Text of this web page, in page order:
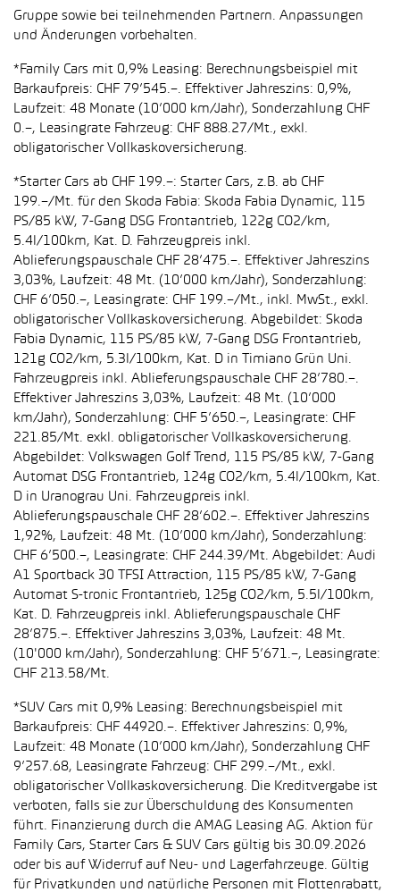
Gruppe sowie bei teilnehmenden Partnern. Anpassungen
und Änderungen vorbehalten.
*Family Cars mit 0,9% Leasing: Berechnungsbeispiel mit
Barkaufpreis: CHF 79’545.–. Effektiver Jahreszins: 0,9%,
Laufzeit: 48 Monate (10’000 km/Jahr), Sonderzahlung CHF
0.–, Leasingrate Fahrzeug: CHF 888.27/Mt., exkl.
obligatorischer Vollkaskoversicherung.
*Starter Cars ab CHF 199.–: Starter Cars, z.B. ab CHF
199.–/Mt. für den Skoda Fabia: Skoda Fabia Dynamic, 115
PS/85 kW, 7-Gang DSG Frontantrieb, 122g CO2/km,
5.4l/100km, Kat. D. Fahrzeugpreis inkl.
Ablieferungspauschale CHF 28’475.–. Effektiver Jahreszins
3,03%, Laufzeit: 48 Mt. (10’000 km/Jahr), Sonderzahlung:
CHF 6’050.–, Leasingrate: CHF 199.–/Mt., inkl. MwSt., exkl.
obligatorischer Vollkaskoversicherung. Abgebildet: Skoda
Fabia Dynamic, 115 PS/85 kW, 7-Gang DSG Frontantrieb,
121g CO2/km, 5.3l/100km, Kat. D in Timiano Grün Uni.
Fahrzeugpreis inkl. Ablieferungspauschale CHF 28’780.–.
Effektiver Jahreszins 3,03%, Laufzeit: 48 Mt. (10’000
km/Jahr), Sonderzahlung: CHF 5’650.–, Leasingrate: CHF
221.85/Mt. exkl. obligatorischer Vollkaskoversicherung.
Abgebildet: Volkswagen Golf Trend, 115 PS/85 kW, 7-Gang
Automat DSG Frontantrieb, 124g CO2/km, 5.4l/100km, Kat.
D in Uranograu Uni. Fahrzeugpreis inkl.
Ablieferungspauschale CHF 28’602.–. Effektiver Jahreszins
1,92%, Laufzeit: 48 Mt. (10’000 km/Jahr), Sonderzahlung:
CHF 6’500.–, Leasingrate: CHF 244.39/Mt. Abgebildet: Audi
A1 Sportback 30 TFSI Attraction, 115 PS/85 kW, 7-Gang
Automat S-tronic Frontantrieb, 125g CO2/km, 5.5l/100km,
Kat. D. Fahrzeugpreis inkl. Ablieferungspauschale CHF
28’875.–. Effektiver Jahreszins 3,03%, Laufzeit: 48 Mt.
(10'000 km/Jahr), Sonderzahlung: CHF 5’671.–, Leasingrate:
CHF 213.58/Mt.
*SUV Cars mit 0,9% Leasing: Berechnungsbeispiel mit
Barkaufpreis: CHF 44920.–. Effektiver Jahreszins: 0,9%,
Laufzeit: 48 Monate (10’000 km/Jahr), Sonderzahlung CHF
9’257.68, Leasingrate Fahrzeug: CHF 299.–/Mt., exkl.
obligatorischer Vollkaskoversicherung. Die Kreditvergabe ist
verboten, falls sie zur Überschuldung des Konsumenten
führt. Finanzierung durch die AMAG Leasing AG. Aktion für
Family Cars, Starter Cars & SUV Cars gültig bis 30.09.2026
oder bis auf Widerruf auf Neu- und Lagerfahrzeuge. Gültig
für Privatkunden und natürliche Personen mit Flottenrabatt,